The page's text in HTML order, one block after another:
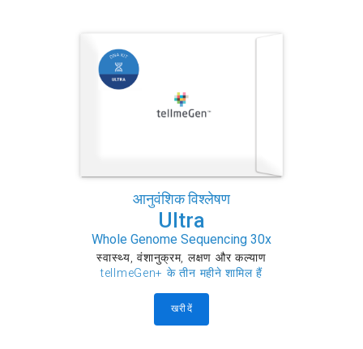
आनुवंशिक विश्लेषण
Ultra
Whole Genome Sequencing 30x
स्वास्थ्य, वंशानुक्रम, लक्षण और कल्याण
tellmeGen+ के तीन महीने शामिल हैं
खरीदें